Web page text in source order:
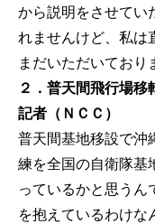
から説明をさせてい
れませんけど、私は
まだいただいており
２．普天間飛行場移
記者（ＮＣＣ）
普天間基地移設で沖
練を全国の自衛隊基
っているかと思うん
を抱えているわけな